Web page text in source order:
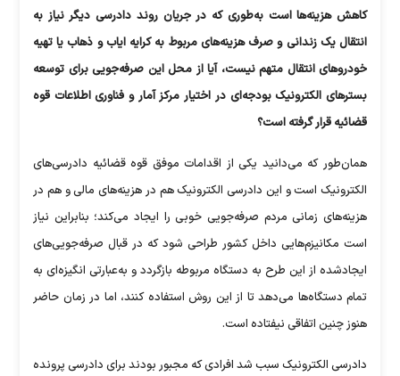
کاهش هزینه‌ها است به‌طوری که در جریان روند دادرسی دیگر نیاز به
انتقال یک زندانی و صرف هزینه‌های مربوط به کرایه ایاب و ذهاب یا تهیه
خودرو‌های انتقال متهم نیست، آیا از محل این صرفه‌جویی برای توسعه
بستر‌های الکترونیک بودجه‌ای در اختیار مرکز آمار و فناوری اطلاعات قوه
قضائیه قرار گرفته است؟
همان‌طور که می‌دانید یکی از اقدامات موفق قوه قضائیه دادرسی‌های
الکترونیک است و این دادرسی الکترونیک هم در هزینه‌های مالی و هم در
هزینه‌های زمانی مردم صرفه‌جویی خوبی را ایجاد می‌کند؛ بنابراین نیاز
است مکانیزم‌هایی داخل کشور طراحی شود که در قبال صرفه‌جویی‌های
ایجادشده از این طرح به دستگاه مربوطه بازگردد و به‌عبارتی انگیزه‌ای به
تمام دستگاه‌ها می‌دهد تا از این روش استفاده کنند، اما در زمان حاضر
هنوز چنین اتفاقی نیفتاده است.
دادرسی الکترونیک سبب شد افرادی که مجبور بودند برای دادرسی پرونده